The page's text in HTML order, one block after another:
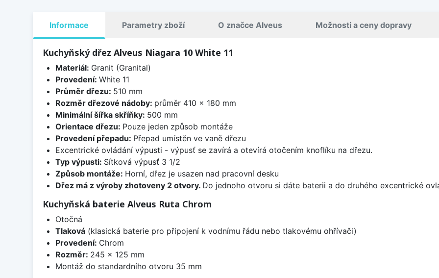
Informace Parametry zboží O značce Alveus Možnosti a ceny dopravy
Kuchyňský dřez Alveus Niagara 10 White 11
Materiál: Granit (Granital)
Provedení: White 11
Průměr dřezu: 510 mm
Rozměr dřezové nádoby: průměr 410 x 180 mm
Minimální šířka skříňky: 500 mm
Orientace dřezu: Pouze jeden způsob montáže
Provedení přepadu: Přepad umístěn ve vaně dřezu
Excentrické ovládání výpusti - výpusť se zavírá a otevírá otočením knoflíku na dřezu.
Typ výpusti: Sítková výpusť 3 1/2
Způsob montáže: Horní, dřez je usazen nad pracovní desku
Dřez má z výroby zhotoveny 2 otvory. Do jednoho otvoru si dáte baterii a do druhého excentrické
Kuchyňská baterie Alveus Ruta Chrom
Otočná
Tlaková(klasická baterie pro připojení k vodnímu řádu nebo tlakovému ohřívači)
Provedení: Chrom
Rozměr: 245 x 125 mm
Montáž do standardního otvoru 35 mm